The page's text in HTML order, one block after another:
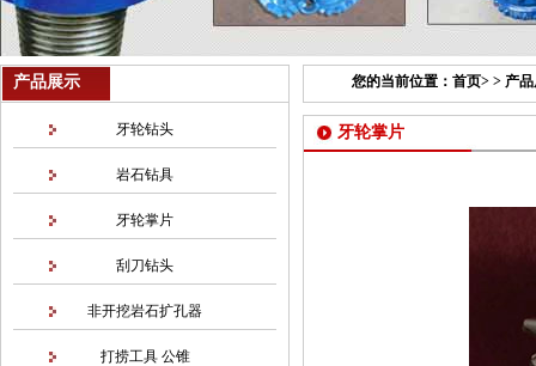
您的当前位置： 首页> > 产
牙轮掌片
产品展示
牙轮钻头
岩石钻具
牙轮掌片
刮刀钻头
非开挖岩石扩孔器
打捞工具 公锥